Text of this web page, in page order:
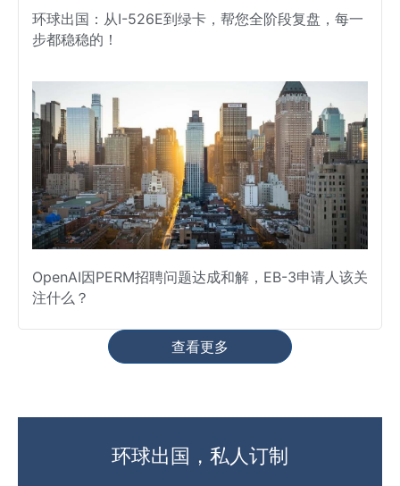
环球出国：从I-526E到绿卡，帮您全阶段复盘，每一
步都稳稳的！
OpenAI因PERM招聘问题达成和解，EB-3申请人该关
注什么？
查看更多
环球出国，私人订制